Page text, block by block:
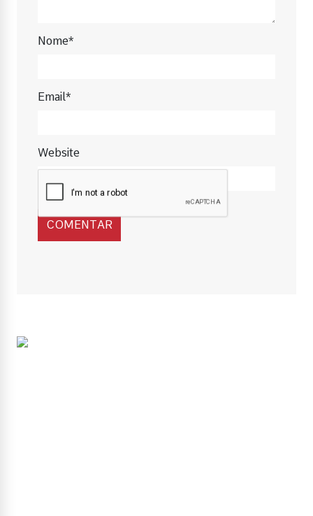
Nome*
Email*
Website